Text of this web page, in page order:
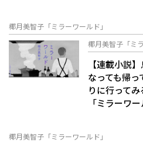
椰月美智子「ミラーワールド」
椰月美智子「ミ
【連載小説
なっても帰
りに行って
「ミラーワ
椰月美智子「ミラーワールド」